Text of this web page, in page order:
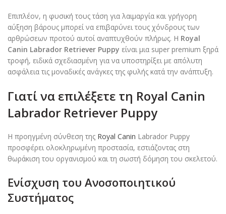
Επιπλέον, η φυσική τους τάση για λαιμαργία και γρήγορη
αύξηση βάρους μπορεί να επιβαρύνει τους χόνδρους των
αρθρώσεων προτού αυτοί αναπτυχθούν πλήρως. Η Royal
Canin Labrador Retriever Puppy είναι μια super premium ξηρά
τροφή, ειδικά σχεδιασμένη για να υποστηρίξει με απόλυτη
ασφάλεια τις μοναδικές ανάγκες της φυλής κατά την ανάπτυξη.
Γιατί να επιλέξετε τη Royal Canin
Labrador Retriever Puppy
Η προηγμένη σύνθεση της Royal Canin Labrador Puppy
προσφέρει ολοκληρωμένη προστασία, εστιάζοντας στη
θωράκιση του οργανισμού και τη σωστή δόμηση του σκελετού.
Ενίσχυση του Ανοσοποιητικού
Συστήματος